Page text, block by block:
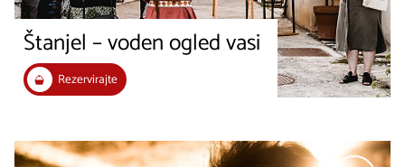
Štanjel – voden ogled vasi
Rezervirajte